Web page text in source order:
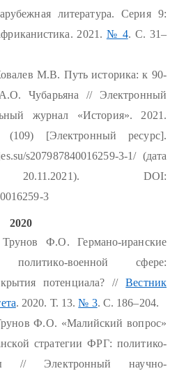
литература. Серия 9:
2021. № 4. С. 31–
М.В. Путь историка: к 90-
Чубарьяна // Электронный
журнал «История». 2021.
[Электронный ресурс].
s207987840016259-3-1/ (дата
20.11.2021). DOI:
3
2020
Ф.О. Германо-иранские
военной сфере:
потенциала? //Вестник
. 2020. Т. 13.№ 3. С. 186–204.
Ф.О. «Малийский вопрос»
стратегии ФРГ: политико-
// Электронный научно-